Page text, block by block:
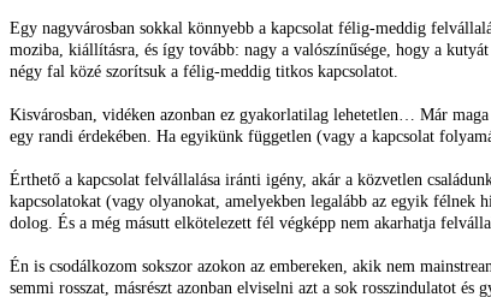
Egy nagyvárosban sokkal könnyebb a kapcsolat félig-meddig
moziba, kiállításra, és így tovább: nagy a valószínűsége, hogy a
négy fal közé szorítsuk a félig-meddig titkos kapcsolatot.
Kisvárosban, vidéken azonban ez gyakorlatilag lehetetlen… Már
egy randi érdekében. Ha egyikünk független (vagy a kapcsolat
Érthető a kapcsolat felvállalása iránti igény, akár a közvetlen
kapcsolatokat (vagy olyanokat, amelyekben legalább az egyik félnek
dolog. És a még másutt elkötelezett fél végképp nem akarhatja
Én is csodálkozom sokszor azokon az embereken, akik nem
semmi rosszat, másrészt azonban elviselni azt a sok rosszindulatot